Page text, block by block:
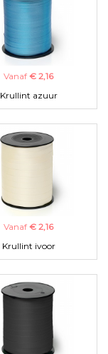
Vanaf € 2,16
Krullint azuur
Vanaf € 2,16
Krullint ivoor